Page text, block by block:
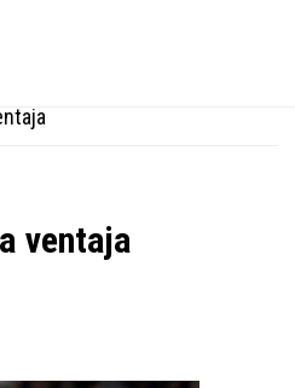
ventaja